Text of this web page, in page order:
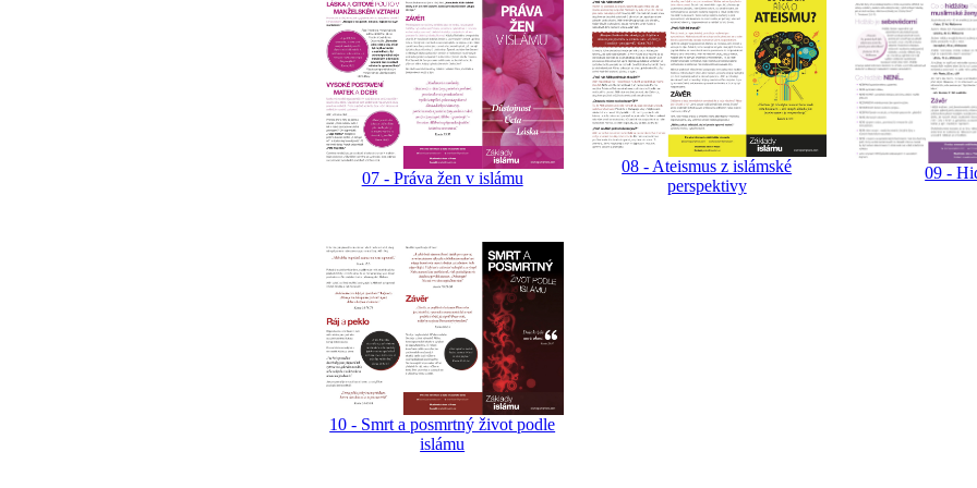
07 - Práva žen v islámu
08 - Ateismus z islámské
perspektivy
09 -
10 - Smrt a posmrtný život podle
islámu